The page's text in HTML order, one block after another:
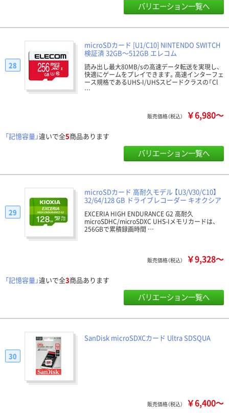
バリエーション一覧へ
microSDカード [U1/C10] NINTENDO SWITCH
検証済 32GB～512GB エレコム
読み出し最大80MB/sの高速データ転送を実現し、
快適にゲームをプレイできます。高速インターフェ
ース規格であるUHS-I/UHSスピードクラスの「Cl
…
28
販売価格（税込） ￥6,980～
「記憶容量」違いで全5商品あります
バリエーション一覧へ
microSDカード 高耐久モデル 【U3/V30/C10】
32/64/128 GB ドライブレコーダー キオクシア
EXCERIA HIGH ENDURANCE G2 高耐久
microSDHC/microSDXC UHS-Iメモリカードは、
256GBで累積録画時間 …
29
販売価格（税込） ￥9,328～
「記憶容量」違いで全3商品あります
バリエーション一覧へ
SanDisk microSDXCカード Ultra SDSQUA
30
販売価格（税込） ￥6,400～